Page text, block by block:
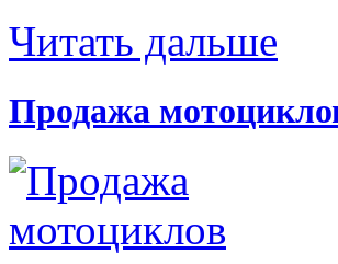
Читать дальше
Продажа